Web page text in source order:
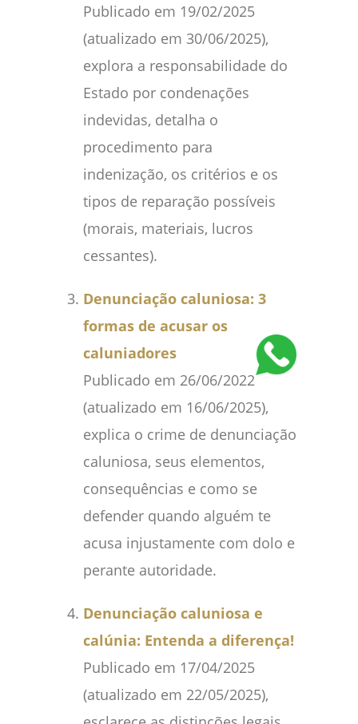
Publicado em 19/02/2025
(atualizado em 30/06/2025),
explora a responsabilidade do
Estado por condenações
indevidas, detalha o
procedimento para
indenização, os critérios e os
tipos de reparação possíveis
(morais, materiais, lucros
cessantes).
Denunciação caluniosa: 3
formas de acusar os
caluniadores
Publicado em 26/06/2022
(atualizado em 16/06/2025),
explica o crime de denunciação
caluniosa, seus elementos,
consequências e como se
defender quando alguém te
acusa injustamente com dolo e
perante autoridade.
Denunciação caluniosa e
calúnia: Entenda a diferença!
Publicado em 17/04/2025
(atualizado em 22/05/2025),